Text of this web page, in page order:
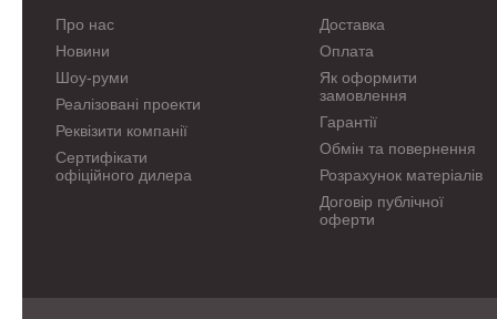
Про нас
Новини
Шоу-руми
Реалізовані проекти
Реквізити компанії
Сертифікати
офіційного дилера
Доставка
Оплата
Як оформити
замовлення
Гарантії
Обмін та повернення
Розрахунок матеріалів
Договір публічної
оферти